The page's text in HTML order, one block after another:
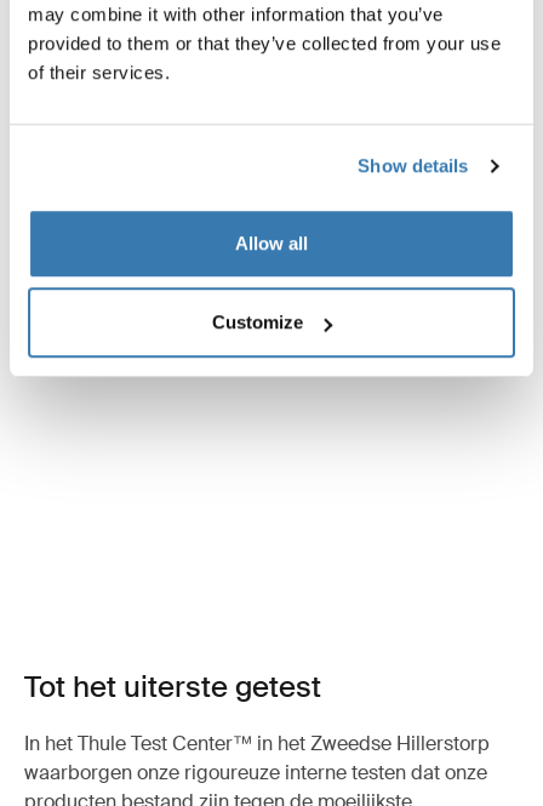
may combine it with other information that you’ve
provided to them or that they’ve collected from your use
of their services.
Show details
Allow all
Customize
Tot het uiterste getest
In het Thule Test Center™ in het Zweedse Hillerstorp
waarborgen onze rigoureuze interne testen dat onze